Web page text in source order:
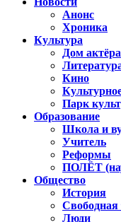
Анонс
Хроника
Культура
Дом актёра
Кино
Парк
Образование
Школа и
Учитель
Реформы
ПОЛЁТ
Общество
История
Свободная
Люди